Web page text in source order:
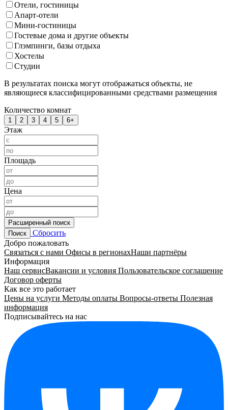
Отели, гостиницы
Апарт-отели
Мини-гостиницы
Гостевые дома и другие объекты
Глэмпинги, базы отдыха
Хостелы
Студии
В результатах поиска могут отображаться объекты, не
являющиеся классифицированными средствами размещения
Количество комнат
1 2 3 4 5 6+
Этаж
Площадь
Цена
Расширенный поиск
Поиск
Сбросить
Добро пожаловать
Связаться с нами Офисы в регионахНаши партнёры
Информация
Наш сервисВакансии и условия Пользовательское соглашение
Договор оферты
Как все это работает
Цены на услуги Методы оплаты Вопросы-ответы Полезная
информация
Подписывайтесь на нас